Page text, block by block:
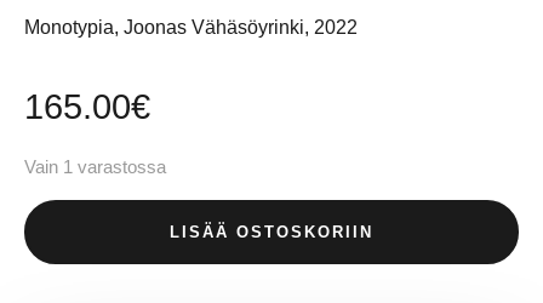
Monotypia, Joonas Vähäsöyrinki, 2022
165.00€
Vain 1 varastossa
LISÄÄ OSTOSKORIIN